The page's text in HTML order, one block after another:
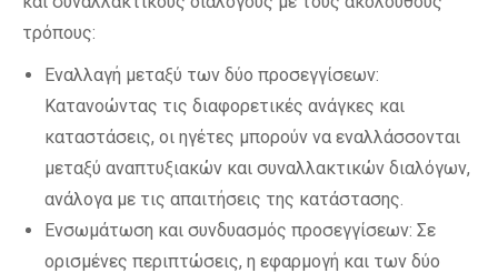
τρόπους:
Εναλλαγή μεταξύ των δύο προσεγγίσεων:
Κατανοώντας τις διαφορετικές ανάγκες και
καταστάσεις, οι ηγέτες μπορούν να εναλλάσσονται
μεταξύ αναπτυξιακών και συναλλακτικών διαλόγων,
ανάλογα με τις απαιτήσεις της κατάστασης.
Ενσωμάτωση και συνδυασμός προσεγγίσεων: Σε
ορισμένες περιπτώσεις, η εφαρμογή και των δύο